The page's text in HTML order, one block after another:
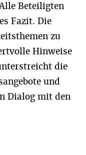
Beteiligten
Fazit. Die
zu
Hinweise
die
und
Dialog mit den